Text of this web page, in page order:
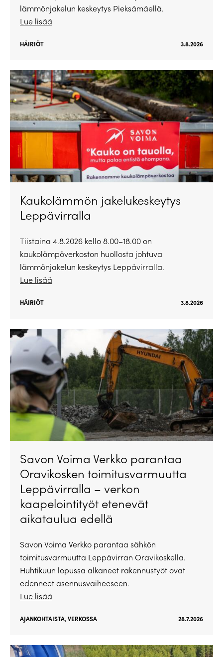
lämmönjakelun keskeytys Pieksämäellä.
Lue lisää
HÄIRIÖT 3.8.2026
Kaukolämmön jakelukeskeytys
Leppävirralla
Tiistaina 4.8.2026 kello 8.00–18.00 on
kaukolämpöverkoston huollosta johtuva
lämmönjakelun keskeytys Leppävirralla.
Lue lisää
HÄIRIÖT 3.8.2026
Savon Voima Verkko parantaa
Oravikosken toimitusvarmuutta
Leppävirralla – verkon
kaapelointityöt etenevät
aikataulua edellä
Savon Voima Verkko parantaa sähkön
toimitusvarmuutta Leppävirran Oravikoskella.
Huhtikuun lopussa alkaneet rakennustyöt ovat
edenneet asennusvaiheeseen.
Lue lisää
AJANKOHTAISTA,VERKOSSA 28.7.2026